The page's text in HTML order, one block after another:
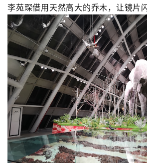
李苑琛借用天然高大的乔木，让镜片